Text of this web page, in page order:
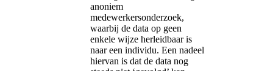
anoniem
medewerkersonderzoek,
waarbij de data op geen
enkele wijze herleidbaar is
naar een individu. Een nadeel
hiervan is dat de data nog